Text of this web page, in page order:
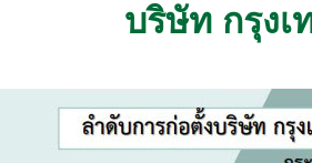
บริษัท กรุง